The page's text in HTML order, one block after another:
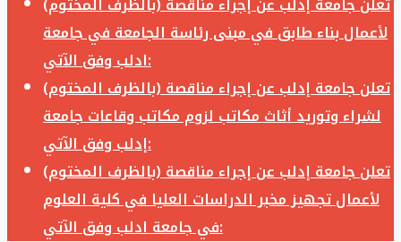
لأعمال بناء طابق في مبنى رئاسة الجامعة في جامعة
ادلب وفق الآتي:
تعلن جامعة إدلب عن إجراء مناقصة (بالظرف المختوم)
لشراء وتوريد أثاث مكاتب لزوم مكاتب وقاعات جامعة
إدلب وفق الآتي:
تعلن جامعة إدلب عن إجراء مناقصة (بالظرف المختوم)
لأعمال تجهيز مخبر الدراسات العليا في كلية العلوم
في جامعة ادلب وفق الآتي: